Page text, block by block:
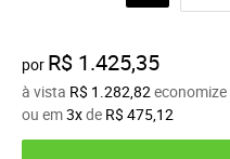
por R$ 1.425,35
à vista R$ 1.282,82 economize
ou em3xde R$ 475,12